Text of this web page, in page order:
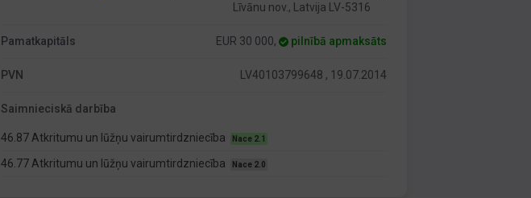
Līvānu nov., Latvija LV-5316
Pamatkapitāls EUR 30 000, pilnībā apmaksāts
PVN LV40103799648 , 19.07.2014
Saimnieciskā darbība
46.87 Atkritumu un lūžņu vairumtirdzniecība Nace 2.1
46.77 Atkritumu un lūžņu vairumtirdzniecība Nace 2.0